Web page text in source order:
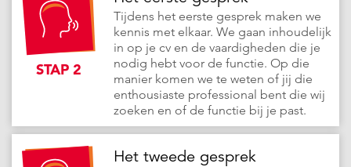
STAP 2
Tijdens het eerste gesprek maken we
kennis met elkaar. We gaan inhoudelijk
in op je cv en de vaardigheden die je
nodig hebt voor de functie. Op die
manier komen we te weten of jij die
enthousiaste professional bent die wij
zoeken en of de functie bij je past.
Het tweede gesprek